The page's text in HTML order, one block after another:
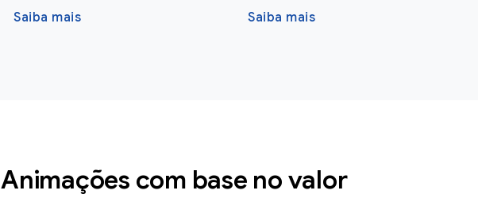
Saiba mais Saiba mais
Animações com base no valor